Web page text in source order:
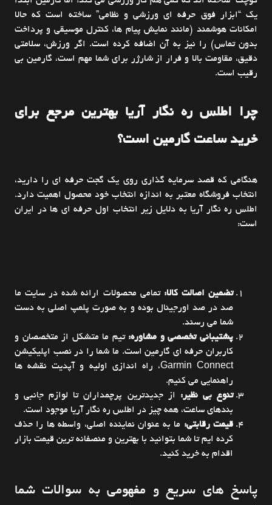
یک “ابزار فوق حرفه ای ورزشی و نظامی” ساخته است که حالا
امکانات هوشمند (مانند نمایش پیام ها، کنترل موسیقی و پرداخت
بدون تماس) را نیز به آن اضافه کرده است. اگر ورزش، سلامتی
دقیق، مقاومت بالا و فرار از شارژر برای شما مهم است، گارمین بی
رقیب است.
چرا اطلس ره نگار آریا بهترین مرجع برای
خرید ساعت گارمین است؟
هنگامی که قصد سرمایه گذاری روی یک گجت حرفه ای را دارید،
انتخاب فروشگاه معتبر به اندازه انتخاب خود محصول اهمیت دارد.
اطلس ره نگار آریا به دلایل زیر انتخاب اول حرفه ای ها در ایران
است:
تضمین اصالت کالا: تمامی محصولات ارائه شده در سایت ما
صد در صد اورجینال بوده و به صورت پلمپ اصلی به دست
شما می رسند.
پشتیبانی تخصصی و مشاوره: تیم ما متشکل از متخصصان و
کاربران حرفه ای گارمین است. ما شما را در نصب اپلیکیشن
Garmin Connect، راه اندازی اولیه و آپدیت نقشه ها
راهنمایی می کنیم.
تنوع بی نظیر: از جدیدترین پرچمداران تا لوازم جانبی و
بندهای ساعت، همه چیز در اطلس ره نگار آریا موجود است.
قیمت رقابتی: ما به عنوان نماینده اصلی، واسطه ها را حذف
کرده ایم تا شما بتوانید با بهترین و منصفانه ترین قیمت بازار
اقدام به خرید کنید.
پاسخ های سریع و مفهومی به سوالات شما